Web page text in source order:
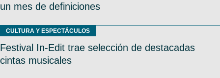
un mes de definiciones
CULTURA Y ESPECTÁCULOS
Festival In-Edit trae selección de destacadas
cintas musicales